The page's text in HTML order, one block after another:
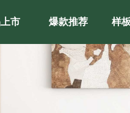
市 爆款推荐 样